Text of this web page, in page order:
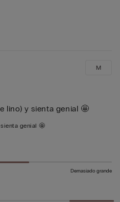
lino) y sienta genial 🤩
genial 🤩
M
Demasiado grande